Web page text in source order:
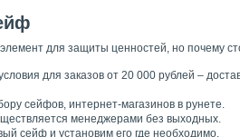
для защиты ценностей, но почему
для заказов от 20 000 рублей –
сейфов, интернет-магазинов в рунете.
менеджерами без выходных.
сейф и установимего где необходимо.